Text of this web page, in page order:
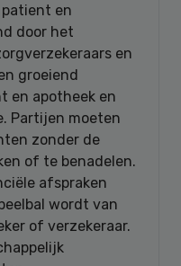
en
door het
en
groeiend
en apotheek en
Partijen moeten
zonder de
of te benadelen.
afspraken
wordt van
of verzekeraar.